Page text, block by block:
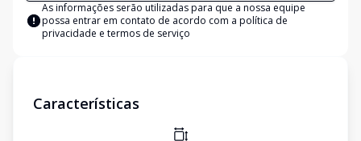
As informações serão utilizadas para que a nossa equipe
possa entrar em contato de acordo com a política de
privacidade e termos de serviço
Características